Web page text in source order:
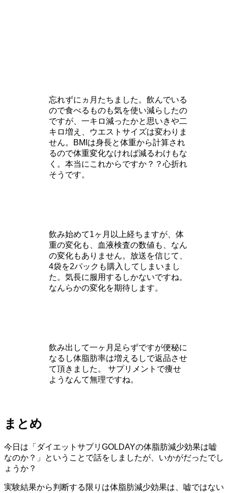
忘れずにヵ月たちました。 飲んでいる
ので食べるものも気を使い減らしたの
ですが、一キロ減ったかと思いきや二
キロ増え、ウエストサイズは変わりま
せん。
BMIは身長と体重から計算され
るので体重変化なければ減るわけもな
く。本当にこれからですか？？心折れ
そうです。
飲み始めて1ヶ月以上経ちますが、体
重の変化も、血液検査の数値も、なん
の変化もありません。 放送を信じて、
4袋を2パックも購入してしまいまし
た。気長に服用するしかないですね。
なんらかの変化を期待します。
飲み出して一ヶ月足らずですが便秘に
なるし体脂肪率は増えるしで返品させ
て頂きました。
サプリメントで痩せ
ようなんて無理ですね。
まとめ
今日は「ダイエットサプリGOLDAYの体脂肪減少効果は嘘
なのか？」ということで話をしましたが、いかがだったでし
ょうか？
実験結果から判断する限りは体脂肪減少効果は、嘘ではない